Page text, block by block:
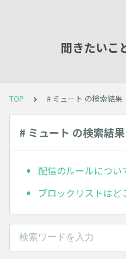
聞きたいこ
TOP # ミュート の検索結果
# ミュート の検索結果
配信のルールについ
ブロックリストはど